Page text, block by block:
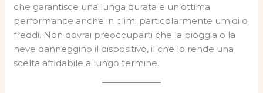
che garantisce una lunga durata e un’ottima
performance anche in climi particolarmente umidi o
freddi. Non dovrai preoccuparti che la pioggia o la
neve danneggino il dispositivo, il che lo rende una
scelta affidabile a lungo termine.